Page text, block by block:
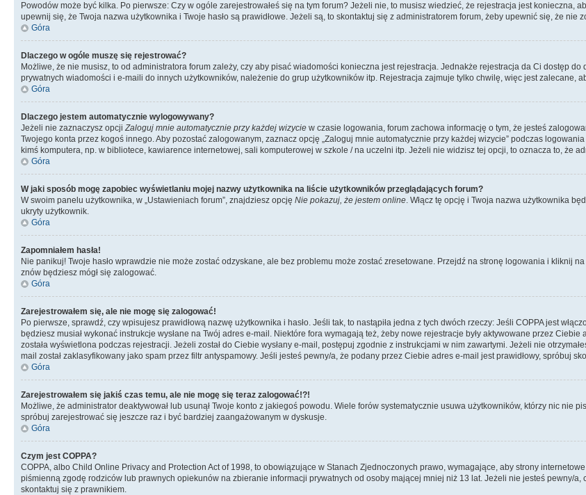
Powodów może być kilka. Po pierwsze: Czy w ogóle zarejestrowałeś się na tym forum? Jeżeli nie, to musisz wiedzieć, że rejestracja jest konieczna,
upewnij się, że Twoja nazwa użytkownika i Twoje hasło są prawidłowe. Jeżeli są, to skontaktuj się z administratorem forum, żeby upewnić się, że
Góra
Dlaczego w ogóle muszę się rejestrować?
Możliwe, że nie musisz, to od administratora forum zależy, czy aby pisać wiadomości konieczna jest rejestracja. Jednakże rejestracja da Ci dostęp
prywatnych wiadomości i e-maili do innych użytkowników, należenie do grup użytkowników itp. Rejestracja zajmuje tylko chwilę, więc jest zalecane,
Góra
Dlaczego jestem automatycznie wylogowywany?
Jeżeli nie zaznaczysz opcjiZaloguj mnie automatycznie przy każdej wizycie w czasie logowania, forum zachowa informację o tym, że jesteś
Twojego konta przez kogoś innego. Aby pozostać zalogowanym, zaznacz opcję „Zaloguj mnie automatycznie przy każdej wizycie” podczas
kimś komputera, np. w bibliotece, kawiarence internetowej, sali komputerowej w szkole / na uczelni itp. Jeżeli nie widzisz tej opcji, to oznacza to, że
Góra
W jaki sposób mogę zapobiec wyświetlaniu mojej nazwy użytkownika na liście użytkowników przeglądających forum?
W swoim panelu użytkownika, w „Ustawieniach forum”, znajdziesz opcję Nie pokazuj, że jestem online. Włącz tę opcję i Twoja nazwa użytkownika
ukryty użytkownik.
Góra
Zapomniałem hasła!
Nie panikuj! Twoje hasło wprawdzie nie może zostać odzyskane, ale bez problemu może zostać zresetowane. Przejdź na stronę logowania i kliknij
znów będziesz mógł się zalogować.
Góra
Zarejestrowałem się, ale nie mogę się zalogować!
Po pierwsze, sprawdź, czy wpisujesz prawidłową nazwę użytkownika i hasło. Jeśli tak, to nastąpiła jedna z tych dwóch rzeczy: Jeśli COPPA jest
będziesz musiał wykonać instrukcje wysłane na Twój adres e-mail. Niektóre fora wymagają też, żeby nowe rejestracje były aktywowane przez
została wyświetlona podczas rejestracji. Jeżeli został do Ciebie wysłany e-mail, postępuj zgodnie z instrukcjami w nim zawartymi. Jeżeli nie
mail został zaklasyfikowany jako spam przez filtr antyspamowy. Jeśli jesteś pewny/a, że podany przez Ciebie adres e-mail jest prawidłowy, spróbuj
Góra
Zarejestrowałem się jakiś czas temu, ale nie mogę się teraz zalogować!?!
Możliwe, że administrator deaktywował lub usunął Twoje konto z jakiegoś powodu. Wiele forów systematycznie usuwa użytkowników, którzy nic nie
spróbuj zarejestrować się jeszcze raz i być bardziej zaangażowanym w dyskusje.
Góra
Czym jest COPPA?
COPPA, albo Child Online Privacy and Protection Act of 1998, to obowiązujące w Stanach Zjednoczonych prawo, wymagające, aby strony
piśmienną zgodę rodziców lub prawnych opiekunów na zbieranie informacji prywatnych od osoby mającej mniej niż 13 lat. Jeżeli nie jesteś pewny/
skontaktuj się z prawnikiem.